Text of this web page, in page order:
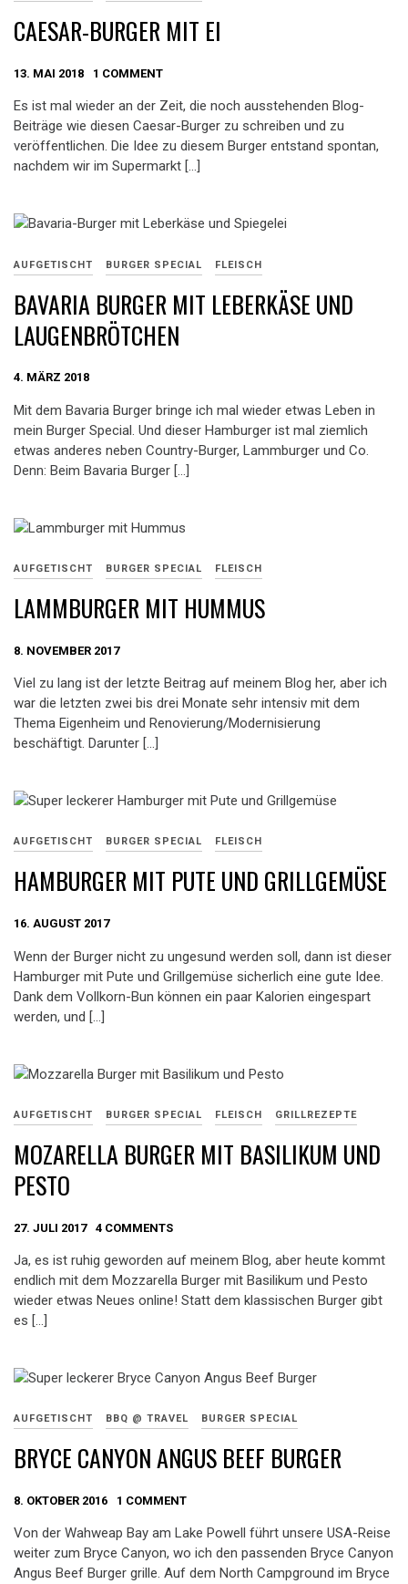
CAESAR-BURGER MIT EI
13. MAI 2018 1 COMMENT
Es ist mal wieder an der Zeit, die noch ausstehenden Blog-
Beiträge wie diesen Caesar-Burger zu schreiben und zu
veröffentlichen. Die Idee zu diesem Burger entstand spontan,
nachdem wir im Supermarkt […]
AUFGETISCHT BURGER SPECIAL FLEISCH
BAVARIA BURGER MIT LEBERKÄSE UND
LAUGENBRÖTCHEN
4. MÄRZ 2018
Mit dem Bavaria Burger bringe ich mal wieder etwas Leben in
mein Burger Special. Und dieser Hamburger ist mal ziemlich
etwas anderes neben Country-Burger, Lammburger und Co.
Denn: Beim Bavaria Burger […]
AUFGETISCHT BURGER SPECIAL FLEISCH
LAMMBURGER MIT HUMMUS
8. NOVEMBER 2017
Viel zu lang ist der letzte Beitrag auf meinem Blog her, aber ich
war die letzten zwei bis drei Monate sehr intensiv mit dem
Thema Eigenheim und Renovierung/Modernisierung
beschäftigt. Darunter […]
AUFGETISCHT BURGER SPECIAL FLEISCH
HAMBURGER MIT PUTE UND GRILLGEMÜSE
16. AUGUST 2017
Wenn der Burger nicht zu ungesund werden soll, dann ist dieser
Hamburger mit Pute und Grillgemüse sicherlich eine gute Idee.
Dank dem Vollkorn-Bun können ein paar Kalorien eingespart
werden, und […]
AUFGETISCHT BURGER SPECIAL FLEISCH GRILLREZEPTE
MOZARELLA BURGER MIT BASILIKUM UND
PESTO
27. JULI 2017 4 COMMENTS
Ja, es ist ruhig geworden auf meinem Blog, aber heute kommt
endlich mit dem Mozzarella Burger mit Basilikum und Pesto
wieder etwas Neues online! Statt dem klassischen Burger gibt
es […]
AUFGETISCHT BBQ @ TRAVEL BURGER SPECIAL
BRYCE CANYON ANGUS BEEF BURGER
8. OKTOBER 2016 1 COMMENT
Von der Wahweap Bay am Lake Powell führt unsere USA-Reise
weiter zum Bryce Canyon, wo ich den passenden Bryce Canyon
Angus Beef Burger grille. Auf dem North Campground im Bryce